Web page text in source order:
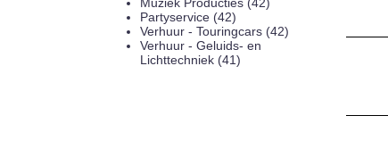
Partyservice (42)
Verhuur - Touringcars (42)
Verhuur - Geluids- en
Lichttechniek (41)